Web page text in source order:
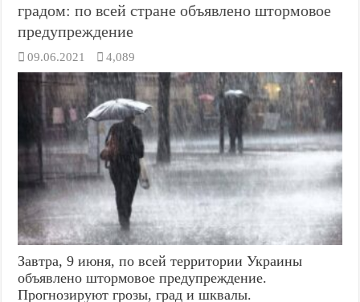
градом: по всей стране объявлено штормовое
предупреждение
09.06.2021 4,089
Завтра, 9 июня, по всей территории Украины
объявлено штормовое предупреждение.
Прогнозируют грозы, град и шквалы.